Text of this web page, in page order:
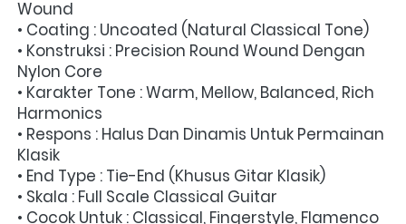
Wound
• Coating : Uncoated (Natural Classical Tone)
• Konstruksi : Precision Round Wound Dengan
Nylon Core
• Karakter Tone : Warm, Mellow, Balanced, Rich
Harmonics
• Respons : Halus Dan Dinamis Untuk Permainan
Klasik
• End Type : Tie-End (Khusus Gitar Klasik)
• Skala : Full Scale Classical Guitar
• Cocok Untuk : Classical, Fingerstyle, Flamenco